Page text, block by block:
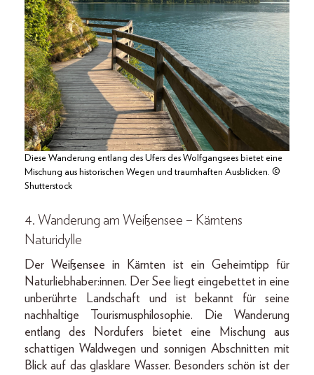
Diese Wanderung entlang des Ufers des Wolfgangsees bietet eine
Mischung aus historischen Wegen und traumhaften Ausblicken. ©
Shutterstock
4. Wanderung am Weißensee – Kärntens
Naturidylle
Der Weißensee in Kärnten ist ein Geheimtipp für
Naturliebhaber:innen. Der See liegt eingebettet in eine
unberührte Landschaft und ist bekannt für seine
nachhaltige Tourismusphilosophie. Die Wanderung
entlang des Nordufers bietet eine Mischung aus
schattigen Waldwegen und sonnigen Abschnitten mit
Blick auf das glasklare Wasser. Besonders schön ist der